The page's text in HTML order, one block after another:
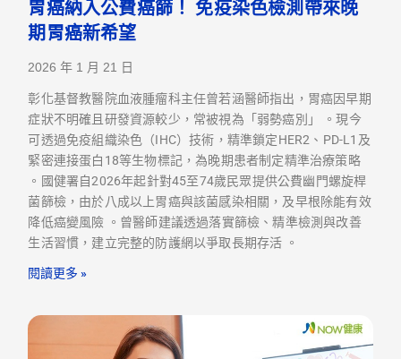
胃癌納入公費癌篩！ 免疫染色檢測帶來晚
期胃癌新希望
2026 年 1 月 21 日
彰化基督教醫院血液腫瘤科主任曾若涵醫師指出，胃癌因早期
症狀不明確且研發資源較少，常被視為「弱勢癌別」 。現今
可透過免疫組織染色（IHC）技術，精準鎖定HER2、PD-L1及
緊密連接蛋白18等生物標記，為晚期患者制定精準治療策略
。國健署自2026年起針對45至74歲民眾提供公費幽門螺旋桿
菌篩檢，由於八成以上胃癌與該菌感染相關，及早根除能有效
降低癌變風險 。曾醫師建議透過落實篩檢、精準檢測與改善
生活習慣，建立完整的防護網以爭取長期存活 。
閱讀更多 »